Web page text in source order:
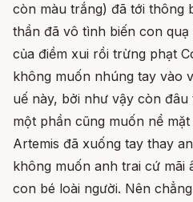
còn màu trắng) đã tới thông
thần đã vô tình biến con
của điềm xui rồi trừng phạt
không muốn nhúng tay vào
uế này, bởi như vậy còn
một phần cũng muốn nể
Artemis đã xuống tay thay
không muốn anh trai cứ mãi
con bé loài người. Nên